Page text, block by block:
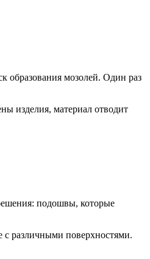
образования мозолей. Один раз
изделия, материал отводит
подошвы, которые
различными поверхностями.